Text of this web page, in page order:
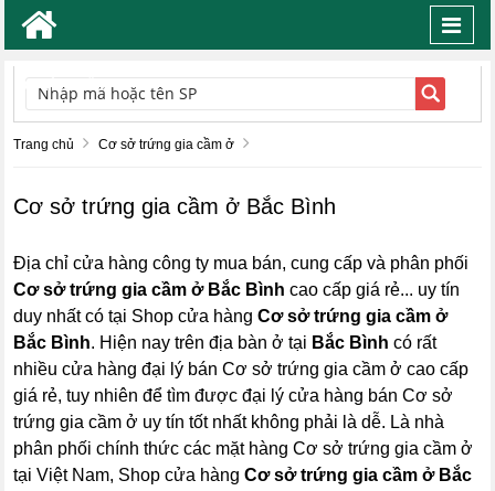
TÌM KIẾM
Trang chủ Cơ sở trứng gia cầm ở
Cơ sở trứng gia cầm ở Bắc Bình
Địa chỉ cửa hàng công ty mua bán, cung cấp và phân phối
Cơ sở trứng gia cầm ở Bắc Bình cao cấp giá rẻ... uy tín
duy nhất có tại Shop cửa hàngCơ sở trứng gia cầm ở
Bắc Bình. Hiện nay trên địa bàn ở tại Bắc Bình có rất
nhiều cửa hàng đại lý bán Cơ sở trứng gia cầm ở cao cấp
giá rẻ, tuy nhiên để tìm được đại lý cửa hàng bán Cơ sở
trứng gia cầm ở uy tín tốt nhất không phải là dễ. Là nhà
phân phối chính thức các mặt hàng Cơ sở trứng gia cầm ở
tại Việt Nam, Shop cửa hàngCơ sở trứng gia cầm ở Bắc